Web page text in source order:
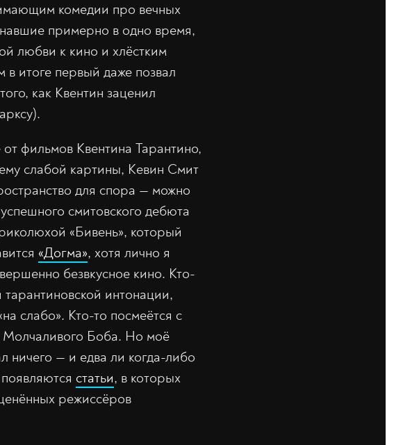
комедии про вечных
примерно в одно время,
любви к кино и хлёстким
итоге первый даже позвал
как Квентин заценил
фильмов Квентина Тарантино,
слабой картины, Кевин Смит
для спора — можно
смитовского дебюта
«Бивень», который
«Догма», хотя лично я
безвкусное кино. Кто-
интонации,
слабо». Кто-то посмеётся с
Молчаливого Боба. Но моё
ничего — и едва ли когда-либо
статьи, в которых
режиссёров